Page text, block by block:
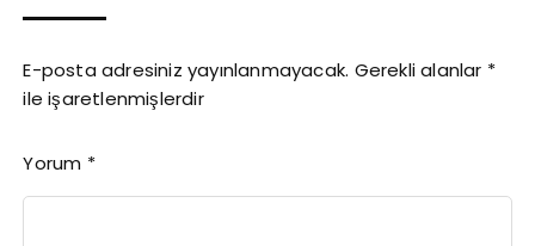
E-posta adresiniz yayınlanmayacak. Gerekli alanlar *
ile işaretlenmişlerdir
Yorum *